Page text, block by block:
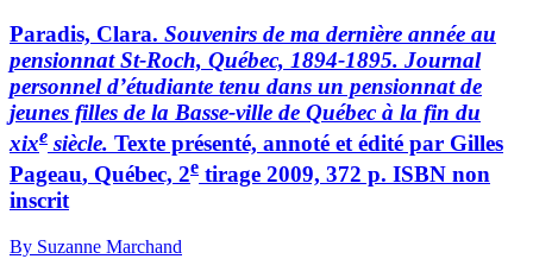
Paradis, Clara. Souvenirs de ma dernière année au
pensionnat St-Roch, Québec, 1894-1895. Journal
personnel d’étudiante tenu dans un pensionnat de
jeunes filles de la Basse-ville de Québec à la fin du
xixe siècle. Texte présenté, annoté et édité par Gilles
Pageau, Québec, 2e tirage 2009, 372 p. ISBN non
inscrit
By Suzanne Marchand